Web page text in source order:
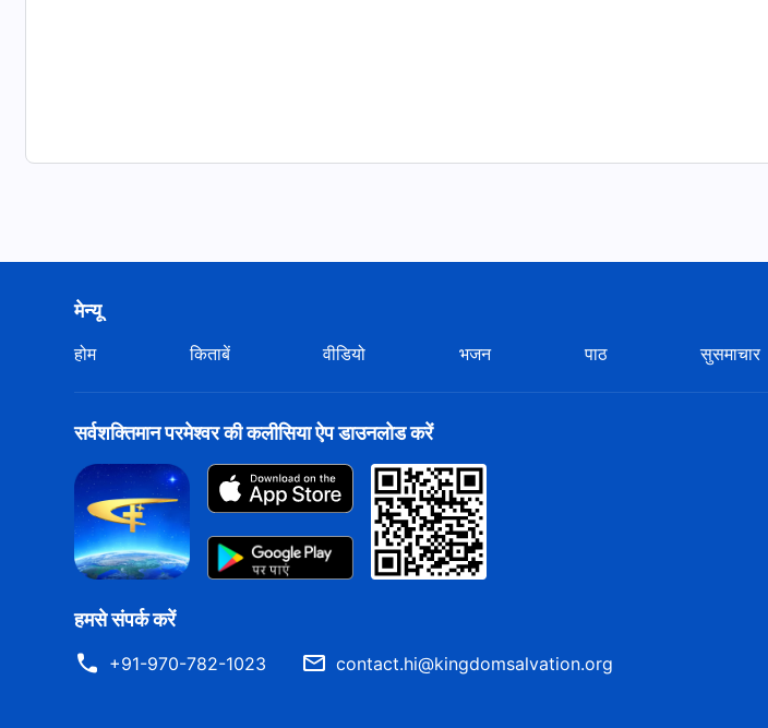
मेन्यू
होम किताबें वीडियो भजन पाठ सुसमाचार
सर्वशक्तिमान परमेश्वर की कलीसिया ऐप डाउनलोड करें
हमसे संपर्क करें
+91-970-782-1023 contact.hi@kingdomsalvation.org